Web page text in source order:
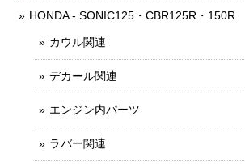
HONDA - SONIC125・CBR125R・150R
カウル関連
デカール関連
エンジン内パーツ
ラバー関連